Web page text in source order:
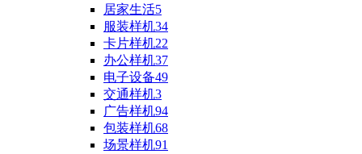
居家生活5
服装样机34
卡片样机22
办公样机37
电子设备49
交通样机3
广告样机94
包装样机68
场景样机91